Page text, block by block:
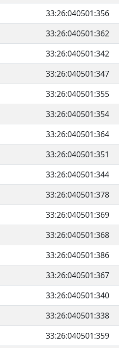
33:26:040501:356
33:26:040501:362
33:26:040501:342
33:26:040501:347
33:26:040501:355
33:26:040501:354
33:26:040501:364
33:26:040501:351
33:26:040501:344
33:26:040501:378
33:26:040501:369
33:26:040501:368
33:26:040501:386
33:26:040501:367
33:26:040501:340
33:26:040501:338
33:26:040501:359